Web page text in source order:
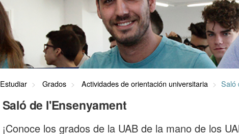
Estudiar Grados Actividades de orientación universitaria Saló
Saló de l'Ensenyament
¡Conoce los grados de la UAB de la mano de los